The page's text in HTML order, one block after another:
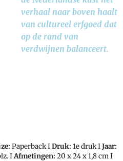
verhaal naar boven haalt
van cultureel erfgoed dat
op de rand van
verdwijnen balanceert.
Paperback IDruk: 1e druk IJaar:
IAfmetingen: 20 x 24 x 1,8 cm I